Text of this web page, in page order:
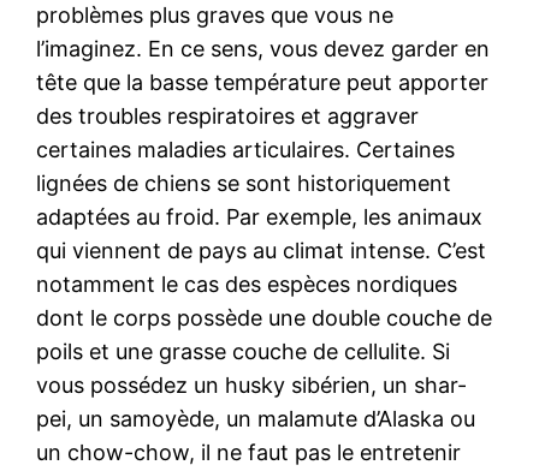
problèmes plus graves que vous ne
l’imaginez. En ce sens, vous devez garder en
tête que la basse température peut apporter
des troubles respiratoires et aggraver
certaines maladies articulaires. Certaines
lignées de chiens se sont historiquement
adaptées au froid. Par exemple, les animaux
qui viennent de pays au climat intense. C’est
notamment le cas des espèces nordiques
dont le corps possède une double couche de
poils et une grasse couche de cellulite. Si
vous possédez un husky sibérien, un shar-
pei, un samoyède, un malamute d’Alaska ou
un chow-chow, il ne faut pas le entretenir